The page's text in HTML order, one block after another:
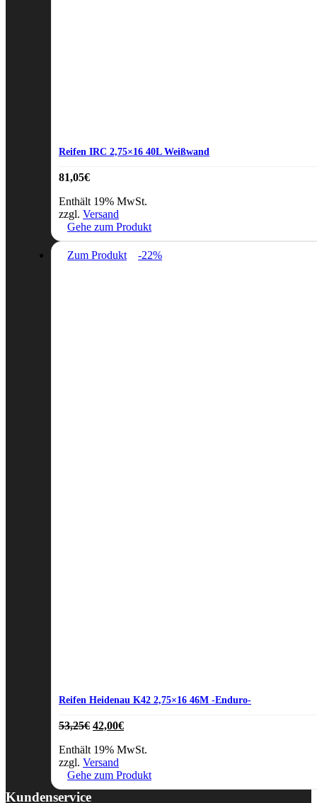
Reifen IRC 2,75×16 40L Weißwand
81,05€
Enthält 19% MwSt.
zzgl. Versand
Gehe zum Produkt
Zum Produkt -22%
Reifen Heidenau K42 2,75×16 46M -Enduro-
53,25€ Ursprünglicher
war:
53,25€
42,00€Aktueller
ist:
Enthält 19% MwSt.
zzgl. Versand
Gehe zum Produkt
Kundenservice